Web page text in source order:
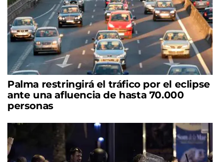
Palma restringirá el tráfico por el eclipse
ante una afluencia de hasta 70.000
personas